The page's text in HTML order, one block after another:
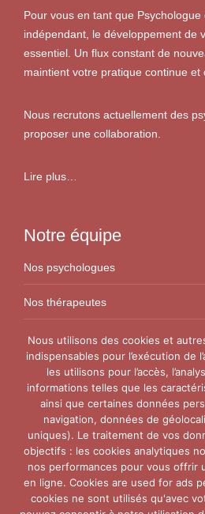
Pour vous en tant que
indépendant, le développement de
essentiel. Un flux constant de
maintient votre pratique continue et
Nous recrutons actuellement des
proposer une collaboration.
Lire plus…
Notre équipe
Nos psychologues
Nos thérapeutes
Nos conseillers conjugaux
Nos Centres
Centre VitaPsy Bruxelles
Nous utilisons des cookies et
indispensables pour l’exécution de
les utilisons pour l’accès,
informations telles que les
ainsi que certaines données
navigation, données de
uniques). Le traitement de vos
objectifs : les cookies analytiques
nos performances pour vous offrir
en ligne. Cookies are used for ads
cookies ne sont utilisés qu'avec